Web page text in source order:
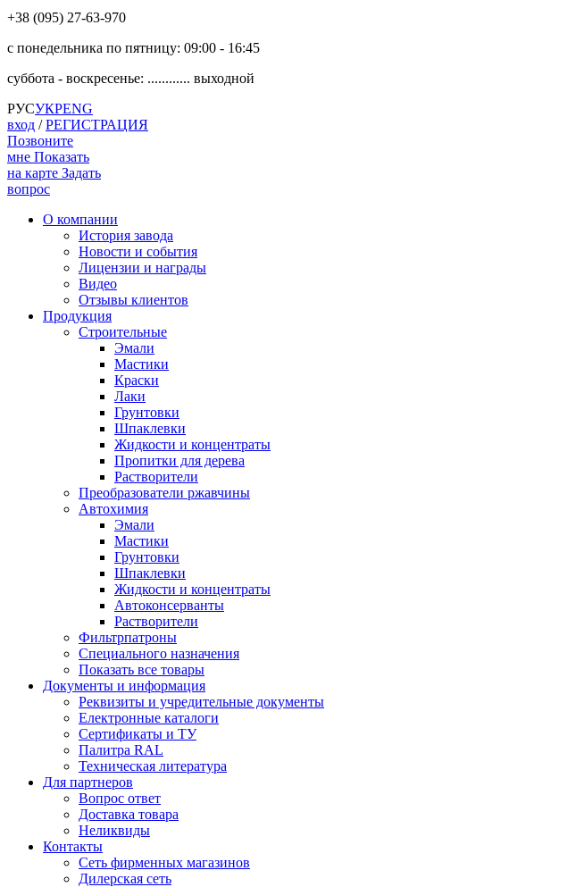
+38 (‎‎095) 27-63-970
с понедельника по пятницу: 09:00 - 16:45
суббота - воскресенье: ............ выходной
РУСУКРENG
вход /РЕГИСТРАЦИЯ
Позвоните
мне Показать
на карте Задать
вопрос
О компании
История завода
Новости и события
Лицензии и награды
Видео
Отзывы клиентов
Продукция
Строительные
Эмали
Мастики
Краски
Лаки
Грунтовки
Шпаклевки
Жидкости и концентраты
Пропитки для дерева
Растворители
Преобразователи ржавчины
Автохимия
Эмали
Мастики
Грунтовки
Шпаклевки
Жидкости и концентраты
Автоконсерванты
Растворители
Фильтрпатроны
Специального назначения
Показать все товары
Документы и информация
Реквизиты и учредительные документы
Електронные каталоги
Сертификаты и ТУ
Палитра RAL
Техническая литература
Для партнеров
Вопрос ответ
Доставка товара
Неликвиды
Контакты
Сеть фирменных магазинов
Дилерская сеть